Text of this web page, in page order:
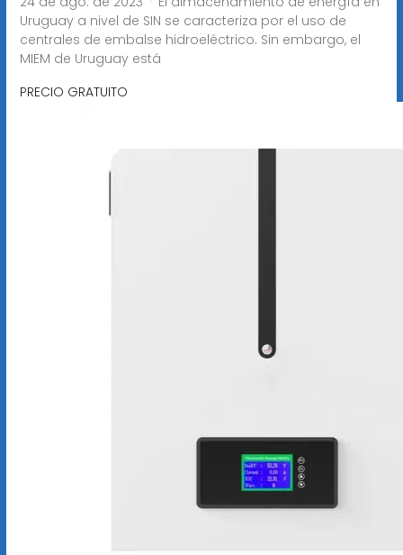
Uruguay a nivel de SIN se caracteriza por el uso de
centrales de embalse hidroeléctrico. Sin embargo, el
MIEM de Uruguay está
PRECIO GRATUITO